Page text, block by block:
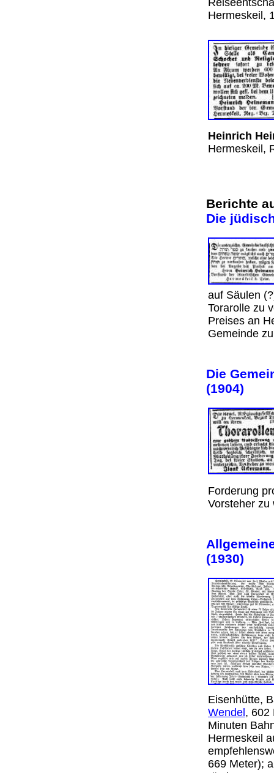
Hermeskeil,
Heinrich
Hermeskeil,
Berichte
Die
auf Säulen
Torarolle zu
Preises an
Gemeinde
Die
(1904)
Forderung
Vorsteher
(1930)
Eisenhütte,
Wendel , 602
Minuten
Hermeskeil
669 Meter);